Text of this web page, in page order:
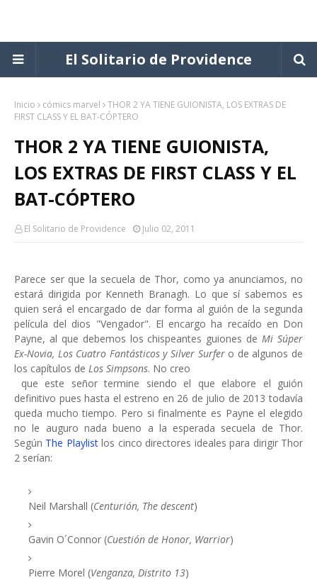
El Solitario de Providence
Inicio cómics marvel
THOR 2 YA TIENE GUIONISTA, LOS EXTRAS DE
FIRST CLASS Y EL BAT-CÓPTERO
THOR 2 YA TIENE GUIONISTA,
LOS EXTRAS DE FIRST CLASS Y EL
BAT-CÓPTERO
El Solitario de Providence Julio 02, 2011
Parece ser que la secuela de Thor, como ya anunciamos, no
estará dirigida por Kenneth Branagh. Lo que sí sabemos es
quien será el encargado de dar forma al guión de la segunda
película del dios "Vengador". El encargo ha recaído en Don
Payne, al que debemos los chispeantes guiones deMi Súper
Ex-Novia, Los Cuatro Fantásticos y Silver Surfero de algunos de
los capítulos de Los Simpsons. No creo
que este señor termine siendo el que elabore el guión
definitivo pues hasta el estreno en 26 de julio de 2013 todavía
queda mucho tiempo. Pero si finalmente es Payne el elegido
no le auguro nada bueno a la esperada secuela de Thor.
Según The Playlistlos cinco directores ideales para dirigir Thor
2 serían:
Neil Marshall (Centurión, The descent)
Gavin O´Connor (Cuestión de Honor, Warrior)
Pierre Morel (Venganza, Distrito 13)